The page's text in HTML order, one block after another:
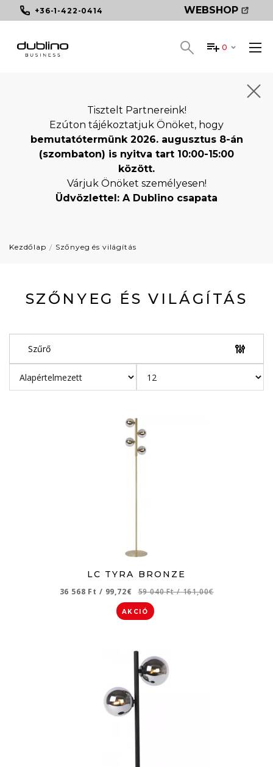
+36-1-422-0414 WEBSHOP
0
Tisztelt Partnereink!
Ezúton tájékoztatjuk Önöket, hogy
bemutatótermünk 2026. augusztus 8-án
(szombaton) is nyitva tart 10:00-15:00
között.
Várjuk Önöket személyesen!
Üdvözlettel: A Dublino csapata
Kezdőlap Szőnyeg és világítás
SZŐNYEG ÉS VILÁGÍTÁS
Szűrő
LC TYRA BRONZE
36 568 Ft / 99,72€ 59 040 Ft/ 161,00€
AKCIÓ